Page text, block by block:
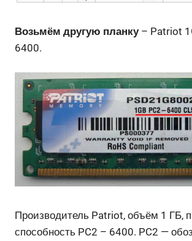
Возьмём другую планку– Patriot
6400.
Производитель Patriot, объём 1 ГБ,
способность PC2 – 6400. PC2 —